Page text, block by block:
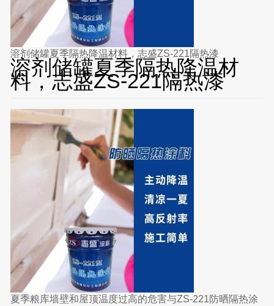
溶剂储罐夏季隔热降温材料，志盛ZS-221隔热漆
溶剂储罐夏季隔热降温材
料，志盛ZS-221隔热漆
夏季粮库墙壁和屋顶温度过高的危害与ZS-221防晒隔热涂